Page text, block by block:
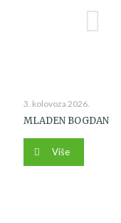
3. kolovoza 2026.
MLADEN BOGDAN
Više